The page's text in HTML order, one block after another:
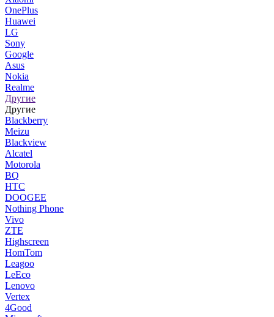
OnePlus
Huawei
LG
Sony
Google
Asus
Nokia
Realme
Другие
Другие
Blackberry
Meizu
Blackview
Alcatel
Motorola
BQ
HTC
DOOGEE
Nothing Phone
Vivo
ZTE
Highscreen
HomTom
Leagoo
LeEco
Lenovo
Vertex
4Good